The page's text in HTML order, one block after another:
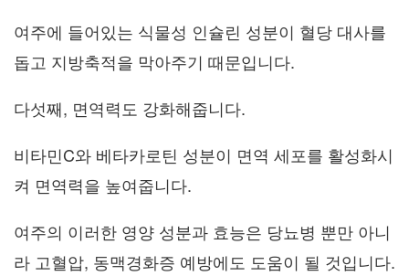
여주에 들어있는 식물성 인슐린 성분이 혈당 대사를
돕고 지방축적을 막아주기 때문입니다.
다섯째, 면역력도 강화해줍니다.
비타민C와 베타카로틴 성분이 면역 세포를 활성화시
켜 면역력을 높여줍니다.
여주의 이러한 영양 성분과 효능은 당뇨병 뿐만 아니
라 고혈압, 동맥경화증 예방에도 도움이 될 것입니다.